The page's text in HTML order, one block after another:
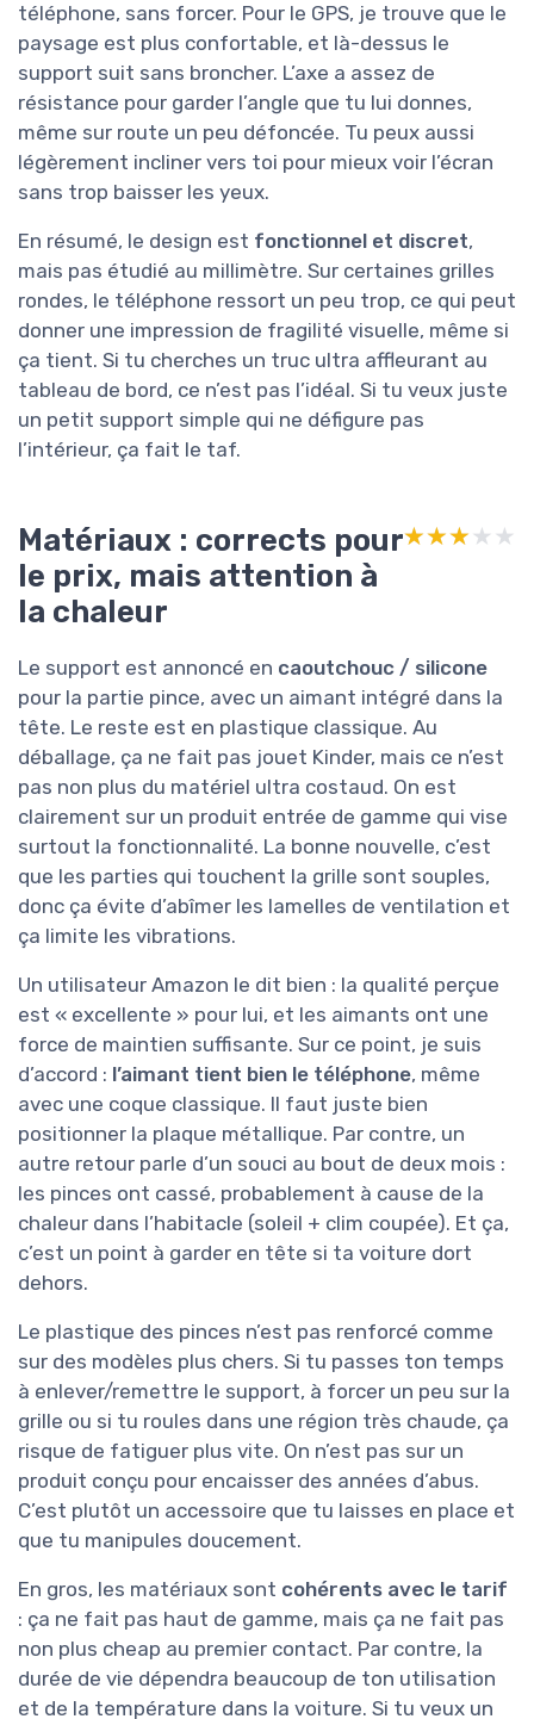
téléphone, sans forcer. Pour le GPS, je trouve que le
paysage est plus confortable, et là-dessus le
support suit sans broncher. L’axe a assez de
résistance pour garder l’angle que tu lui donnes,
même sur route un peu défoncée. Tu peux aussi
légèrement incliner vers toi pour mieux voir l’écran
sans trop baisser les yeux.
En résumé, le design est fonctionnel et discret,
mais pas étudié au millimètre. Sur certaines grilles
rondes, le téléphone ressort un peu trop, ce qui peut
donner une impression de fragilité visuelle, même si
ça tient. Si tu cherches un truc ultra affleurant au
tableau de bord, ce n’est pas l’idéal. Si tu veux juste
un petit support simple qui ne défigure pas
l’intérieur, ça fait le taf.
Matériaux : corrects pour
le prix, mais attention à
la chaleur
★★★★★
★★★★★
Le support est annoncé en caoutchouc / silicone
pour la partie pince, avec un aimant intégré dans la
tête. Le reste est en plastique classique. Au
déballage, ça ne fait pas jouet Kinder, mais ce n’est
pas non plus du matériel ultra costaud. On est
clairement sur un produit entrée de gamme qui vise
surtout la fonctionnalité. La bonne nouvelle, c’est
que les parties qui touchent la grille sont souples,
donc ça évite d’abîmer les lamelles de ventilation et
ça limite les vibrations.
Un utilisateur Amazon le dit bien : la qualité perçue
est « excellente » pour lui, et les aimants ont une
force de maintien suffisante. Sur ce point, je suis
d’accord : l’aimant tient bien le téléphone, même
avec une coque classique. Il faut juste bien
positionner la plaque métallique. Par contre, un
autre retour parle d’un souci au bout de deux mois :
les pinces ont cassé, probablement à cause de la
chaleur dans l’habitacle (soleil + clim coupée). Et ça,
c’est un point à garder en tête si ta voiture dort
dehors.
Le plastique des pinces n’est pas renforcé comme
sur des modèles plus chers. Si tu passes ton temps
à enlever/remettre le support, à forcer un peu sur la
grille ou si tu roules dans une région très chaude, ça
risque de fatiguer plus vite. On n’est pas sur un
produit conçu pour encaisser des années d’abus.
C’est plutôt un accessoire que tu laisses en place et
que tu manipules doucement.
En gros, les matériaux sont cohérents avec le tarif
: ça ne fait pas haut de gamme, mais ça ne fait pas
non plus cheap au premier contact. Par contre, la
durée de vie dépendra beaucoup de ton utilisation
et de la température dans la voiture. Si tu veux un